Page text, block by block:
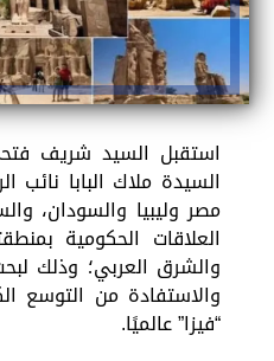
استقبل السيد شريف
السيدة ملاك البابا نائب
مصر وليبيا والسودان،
العلاقات الحكومية
والشرق العربي؛ وذلك
والاستفادة من التوسع
“فيزا” عالميًا.